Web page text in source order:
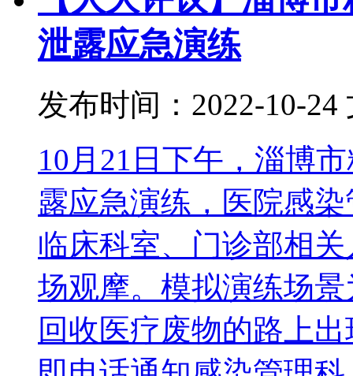
泄露应急演练
发布时间：2022-10-24
10月21日下午，淄博
露应急演练，医院感
临床科室、门诊部相
场观摩。模拟演练场
回收医疗废物的路上